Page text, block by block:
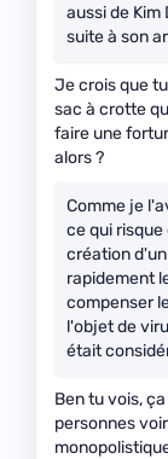
aussi de
suite à son
Je crois que
sac à crotte
faire une
alors ?
Comme je
ce qui risque
création
rapidement
compenser
l'objet de
était
Ben tu vois,
personnes